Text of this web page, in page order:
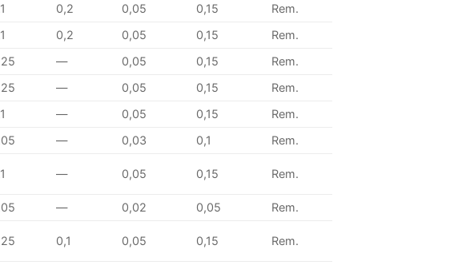
0,2 0,05 0,15
Rem.
0,2 0,05 0,15
Rem.
— 0,05 0,15
Rem.
— 0,05 0,15
Rem.
— 0,05 0,15
Rem.
— 0,03 0,1 Rem.
— 0,05 0,15 Rem.
— 0,02 0,05 Rem.
0,1 0,05 0,15 Rem.